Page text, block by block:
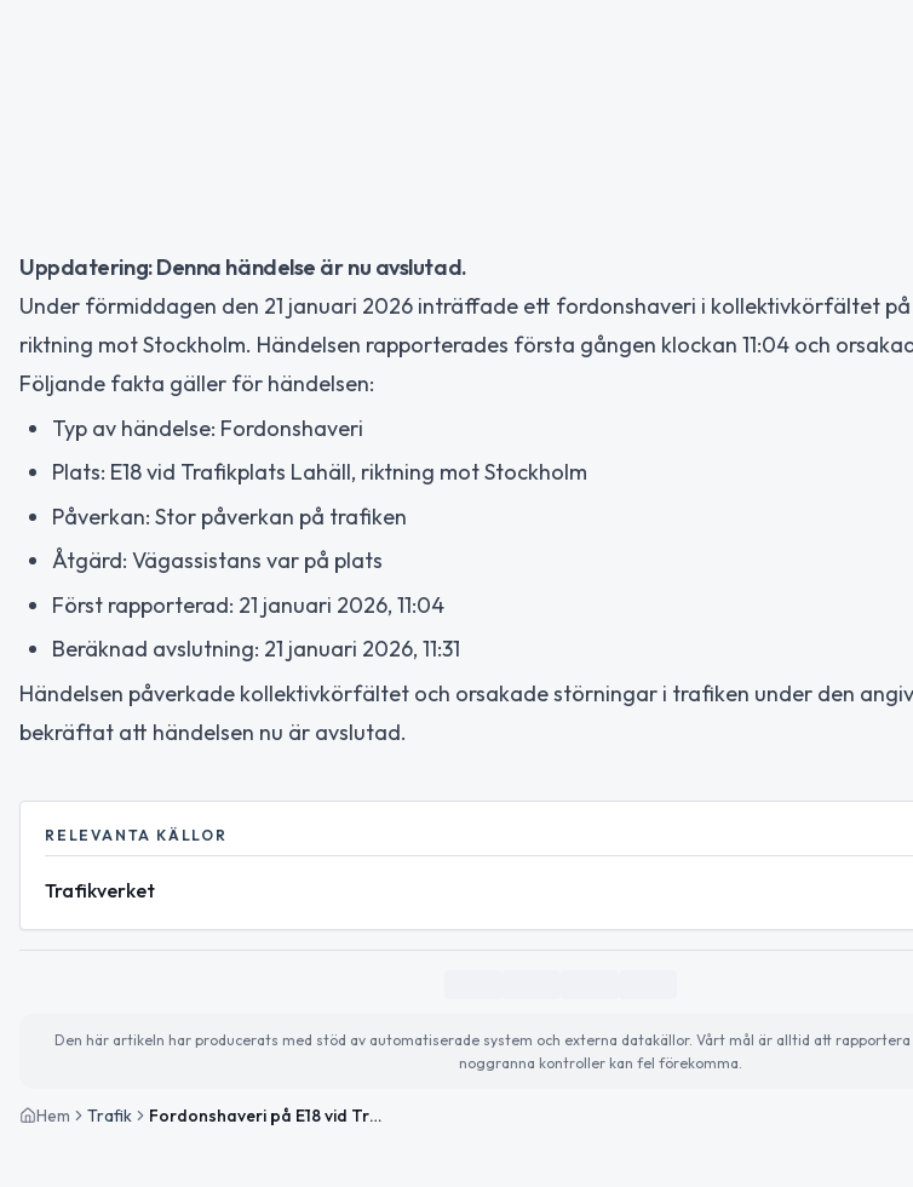
Uppdatering: Denna händelse är nu avslutad.
Under förmiddagen den 21 januari 2026 inträffade ett fordonshaveri i kollektivkörfältet på
riktning mot Stockholm. Händelsen rapporterades första gången klockan 11:04 och
Följande fakta gäller för händelsen:
Typ av händelse: Fordonshaveri
Plats: E18 vid Trafikplats Lahäll, riktning mot Stockholm
Påverkan: Stor påverkan på trafiken
Åtgärd: Vägassistans var på plats
Först rapporterad: 21 januari 2026, 11:04
Beräknad avslutning: 21 januari 2026, 11:31
Händelsen påverkade kollektivkörfältet och orsakade störningar i trafiken under den
bekräftat att händelsen nu är avslutad.
RELEVANTA KÄLLOR
Trafikverket
Den här artikeln har producerats med stöd av automatiserade system och externa datakällor. Vårt mål är alltid att
noggranna kontroller kan fel förekomma.
Hem Trafik Fordonshaveri på E18 vid Trafikplats Lahäll i riktning mot Stockholm avslutat